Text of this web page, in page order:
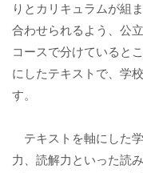
りとカリキュラムが組
合わせられるよう、公
コースで分けていると
にしたテキストで、学
す。
テキストを軸にした
力、読解力といった読